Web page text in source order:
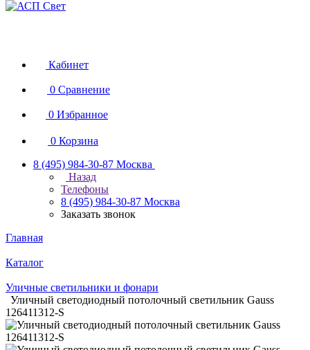
Кабинет
0 Сравнение
0 Избранное
0 Корзина
8 (495) 984-30-87 Москва
Назад
Телефоны
8 (495) 984-30-87 Москва
Заказать звонок
Главная
Каталог
Уличные светильники и фонари
Уличный светодиодный потолочный светильник Gauss
126411312-S